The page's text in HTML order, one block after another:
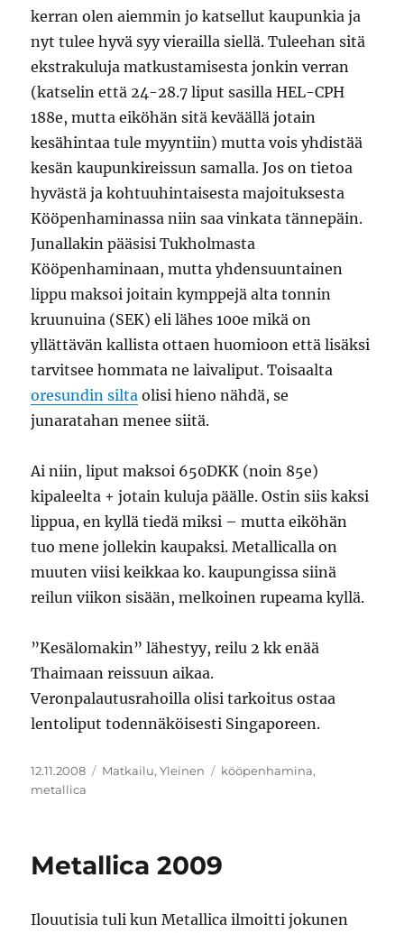
kerran olen aiemmin jo katsellut kaupunkia ja
nyt tulee hyvä syy vierailla siellä. Tuleehan sitä
ekstrakuluja matkustamisesta jonkin verran
(katselin että 24-28.7 liput sasilla HEL-CPH
188e, mutta eiköhän sitä keväällä jotain
kesähintaa tule myyntiin) mutta vois yhdistää
kesän kaupunkireissun samalla. Jos on tietoa
hyvästä ja kohtuuhintaisesta majoituksesta
Kööpenhaminassa niin saa vinkata tännepäin.
Junallakin pääsisi Tukholmasta
Kööpenhaminaan, mutta yhdensuuntainen
lippu maksoi joitain kymppejä alta tonnin
kruunuina (SEK) eli lähes 100e mikä on
yllättävän kallista ottaen huomioon että lisäksi
tarvitsee hommata ne laivaliput. Toisaalta
oresundin silta olisi hieno nähdä, se
junaratahan menee siitä.
Ai niin, liput maksoi 650DKK (noin 85e)
kipaleelta + jotain kuluja päälle. Ostin siis kaksi
lippua, en kyllä tiedä miksi – mutta eiköhän
tuo mene jollekin kaupaksi. Metallicalla on
muuten viisi keikkaa ko. kaupungissa siinä
reilun viikon sisään, melkoinen rupeama kyllä.
”Kesälomakin” lähestyy, reilu 2 kk enää
Thaimaan reissuun aikaa.
Veronpalautusrahoilla olisi tarkoitus ostaa
lentoliput todennäköisesti Singaporeen.
Julkaistu
12.11.2008 Kategoriat
Matkailu,Yleinen Avainsanat
kööpenhamina,
metallica
Metallica 2009
Ilouutisia tuli kun Metallica ilmoitti jokunen